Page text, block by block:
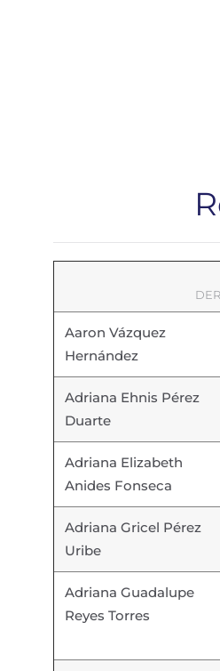
Aaron Vázquez
Hernández
Adriana Ehnis Pérez
Duarte
Adriana Elizabeth
Anides Fonseca
Adriana Gricel Pérez
Uribe
Adriana Guadalupe
Reyes Torres